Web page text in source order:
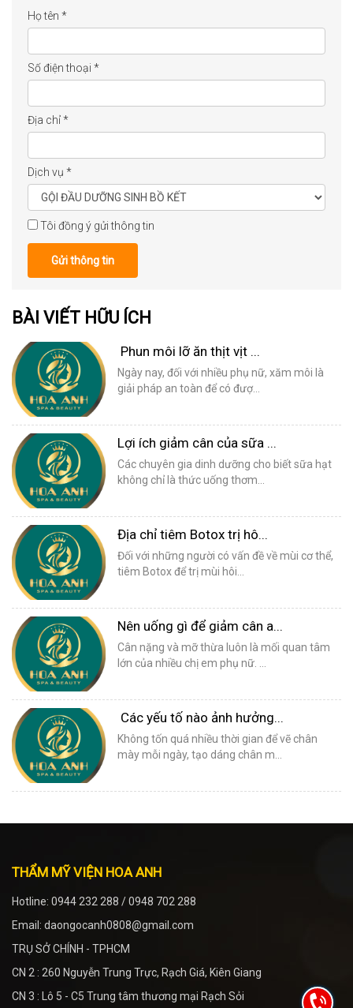
Họ tên *
Số điện thoại *
Địa chỉ*
Dịch vụ *
Tôi đồng ý gửi thông tin
Gửi thông tin
BÀI VIẾT HỮU ÍCH
Phun môi lỡ ăn thịt vịt ...
Ngày nay, đối với nhiều phụ nữ, xăm môi là
giải pháp an toàn để có đượ...
Lợi ích giảm cân của sữa ...
Các chuyên gia dinh dưỡng cho biết sữa hạt
không chỉ là thức uống thơm...
Địa chỉ tiêm Botox trị hô...
Đối với những người có vấn đề về mùi cơ thể,
tiêm Botox để trị mùi hôi...
Nên uống gì để giảm cân a...
Cân nặng và mỡ thừa luôn là mối quan tâm
lớn của nhiều chị em phụ nữ. ...
Các yếu tố nào ảnh hưởng...
Không tốn quá nhiều thời gian để vẽ chân
mày mỗi ngày, tạo dáng chân m...
THẨM MỸ VIỆN HOA ANH
Hotline: 0944 232 288 / 0948 702 288
Email: daongocanh0808@gmail.com
TRỤ SỞ CHÍNH - TPHCM
CN 2 : 260 Nguyễn Trung Trực, Rạch Giá, Kiên Giang
CN 3 : Lô 5 - C5 Trung tâm thương mại Rạch Sỏi